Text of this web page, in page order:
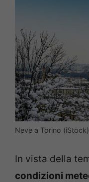
Neve a Torino (iStock)
In vista della
condizioni